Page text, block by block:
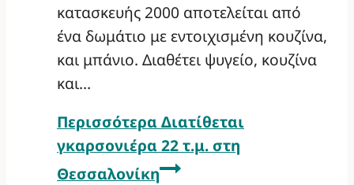
κατασκευής 2000 αποτελείται από
ένα δωμάτιο με εντοιχισμένη κουζίνα,
και μπάνιο. Διαθέτει ψυγείο, κουζίνα
και…
Περισσότερα Διατίθεται
γκαρσονιέρα 22 τ.μ. στη
Θεσσαλονίκη